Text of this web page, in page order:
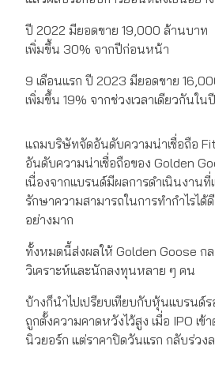
ปี 2022 มียอดขาย 19,000 ล้านบาท
เพิ่มขึ้น 30% จากปีก่อนหน้า
9 เดือนแรก ปี 2023 มียอดขาย
เพิ่มขึ้น 19% จากช่วงเวลาเดียวกันใ
แถมบริษัทจัดอันดับความน่าเชื่อถือ
อันดับความน่าเชื่อถือของ Golden
เนื่องจากแบรนด์มีผลการดำเนินงานที่
รักษาความสามารถในการทำกำไรไ
อย่างมาก
ทั้งหมดนี้ส่งผลให้ Golden Goose ก
วิเคราะห์และนักลงทุนหลาย ๆ คน
บ้างก็นำไปเปรียบเทียบกับหุ้นแบรนด์
ถูกตั้งความคาดหวังไว้สูง เมื่อ IPO เ
นิวยอร์ก แต่ราคาปิดวันแรก กลับร่วง